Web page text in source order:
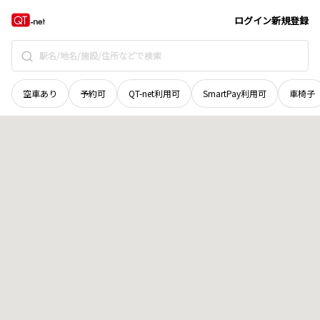
ログイン新規登録
空車あり 予約可 QT-net利用可 SmartPay利用可 車椅子
鳥取県